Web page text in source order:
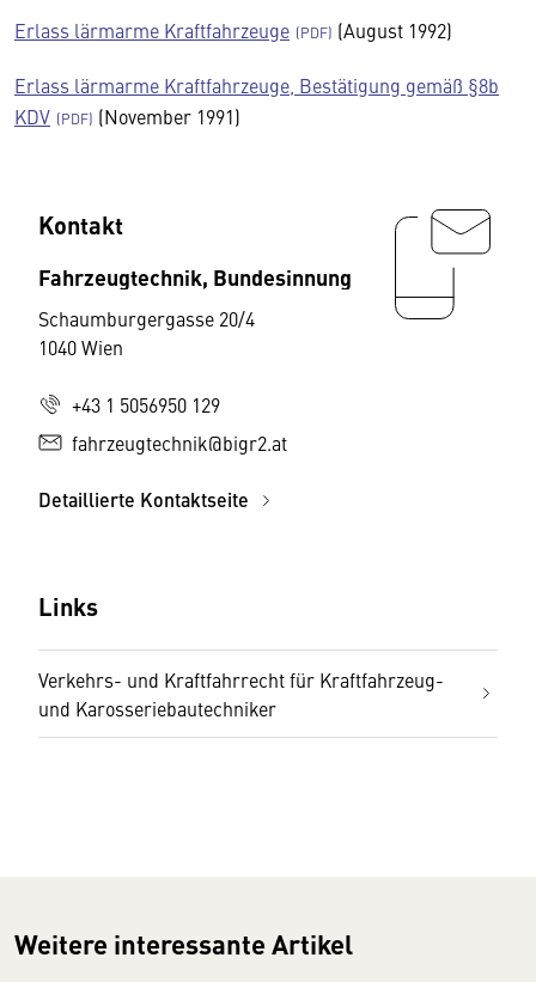
Erlass lärmarme Kraftfahrzeuge (August 1992)
Erlass lärmarme Kraftfahrzeuge, Bestätigung gemäß §8b
KDV
(November 1991)
Kontakt
Fahrzeugtechnik, Bundesinnung
Schaumburgergasse 20/4
1040 Wien
+43 1 5056950 129
fahrzeugtechnik@bigr2.at
Detaillierte Kontaktseite
Links
Verkehrs- und Kraftfahrrecht für Kraftfahrzeug-
und Karosseriebautechniker
Weitere interessante Artikel